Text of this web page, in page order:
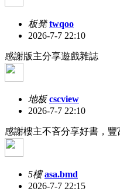
板凳 twqoo
2026-7-7 22:10
感謝版主分享遊戲雜誌
地板 cscview
2026-7-7 22:10
感謝樓主不吝分享好書，豐
5樓 asa.bmd
2026-7-7 22:15